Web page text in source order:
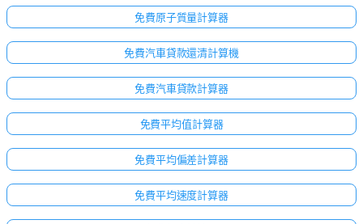
免費原子質量計算器
免費汽車貸款還清計算機
免費汽車貸款計算器
免費平均值計算器
免費平均偏差計算器
免費平均速度計算器